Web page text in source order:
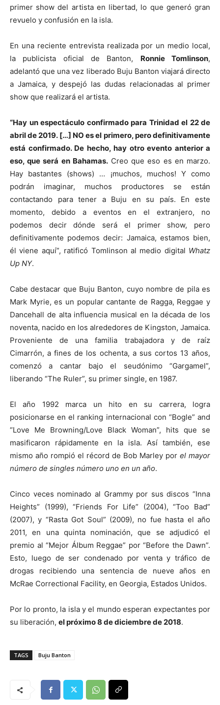
primer show del artista en libertad, lo que generó gran
revuelo y confusión en la isla.
En una reciente entrevista realizada por un medio local,
la publicista oficial de Banton, Ronnie Tomlinson,
adelantó que una vez liberado Buju Banton viajará directo
a Jamaica, y despejó las dudas relacionadas al primer
show que realizará el artista.
“Hay un espectáculo confirmado para Trinidad el 22 de
abril de 2019. […] NO es el primero, pero definitivamente
está confirmado. De hecho, hay otro evento anterior a
eso, que será en Bahamas.Creo que eso es en marzo.
Hay bastantes (shows) … ¡muchos, muchos! Y como
podrán imaginar, muchos productores se están
contactando para tener a Buju en su país. En este
momento, debido a eventos en el extranjero, no
podemos decir dónde será el primer show, pero
definitivamente podemos decir: Jamaica, estamos bien,
él viene aquí”, ratificó Tomlinson al medio digital Whatz
Up NY.
Cabe destacar que Buju Banton, cuyo nombre de pila es
Mark Myrie, es un popular cantante de Ragga, Reggae y
Dancehall de alta influencia musical en la década de los
noventa, nacido en los alrededores de Kingston, Jamaica.
Proveniente de una familia trabajadora y de raíz
Cimarrón, a fines de los ochenta, a sus cortos 13 años,
comenzó a cantar bajo el seudónimo “Gargamel”,
liberando “The Ruler”, su primer single, en 1987.
El año 1992 marca un hito en su carrera, logra
posicionarse en el ranking internacional con “Bogle” and
“Love Me Browning/Love Black Woman”, hits que se
masificaron rápidamente en la isla. Así también, ese
mismo año rompió el récord de Bob Marley por el mayor
número de singles número uno en un año.
Cinco veces nominado al Grammy por sus discos “Inna
Heights” (1999), “Friends For Life” (2004), “Too Bad”
(2007), y “Rasta Got Soul” (2009), no fue hasta el año
2011, en una quinta nominación, que se adjudicó el
premio al “Mejor Álbum Reggae” por “Before the Dawn”.
Esto, luego de ser condenado por venta y tráfico de
drogas recibiendo una sentencia de nueve años en
McRae Correctional Facility, en Georgia, Estados Unidos.
Por lo pronto, la isla y el mundo esperan expectantes por
su liberación, el próximo 8 de diciembre de 2018.
TAGS Buju Banton